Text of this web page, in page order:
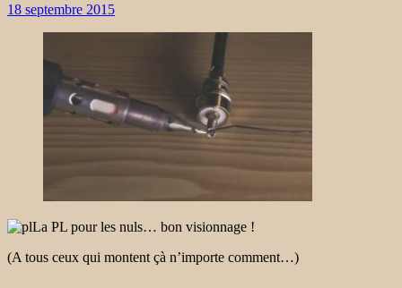
18 septembre 2015
La PL pour les nuls… bon visionnage !
(A tous ceux qui montent çà n’importe comment…)